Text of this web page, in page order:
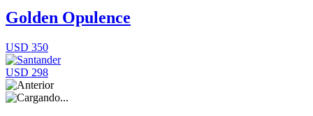
Golden Opulence
USD 350
USD 298